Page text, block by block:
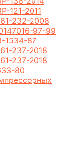
121-2011
232-2008
97-99
1534-87
237-2018
237-2018
80